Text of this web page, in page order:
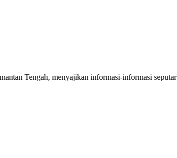
Tengah, menyajikan informasi-informasi